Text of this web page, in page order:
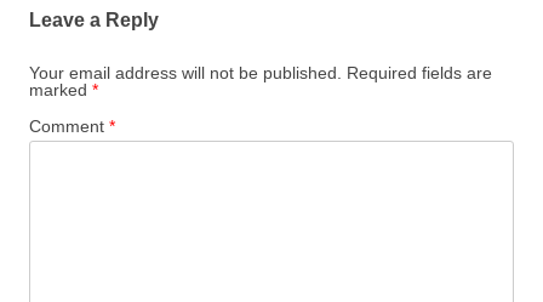
Leave a Reply
Your email address will not be published.
Required fields are
marked *
Comment *